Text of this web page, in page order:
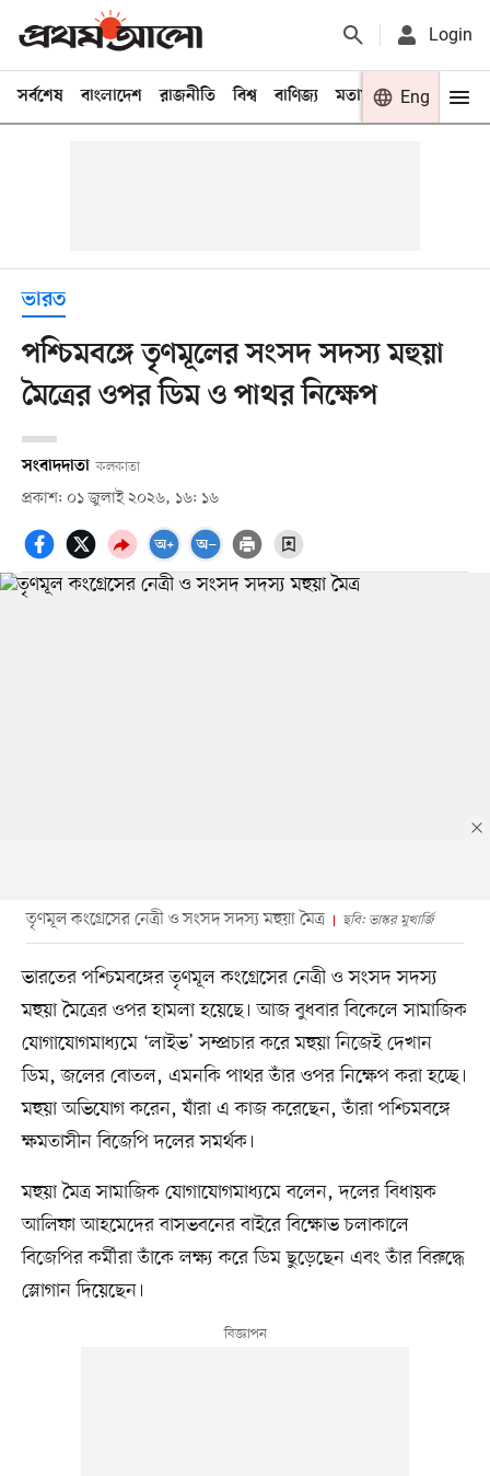
Login
সর্বশেষ বাংলাদেশ রাজনীতি বিশ্ব বাণিজ্য মতামত খেলা
Eng
ভারত
পশ্চিমবঙ্গে তৃণমূলের সংসদ সদস্য মহুয়া
মৈত্রের ওপর ডিম ও পাথর নিক্ষেপ
সংবাদদাতা কলকাতা
প্রকাশ: ০১ জুলাই ২০২৬, ১৬: ১৬
তৃণমূল কংগ্রেসের নেত্রী ও সংসদ সদস্য মহুয়া মৈত্র ছবি: ভাস্কর মুখার্জি
ভারতের পশ্চিমবঙ্গের তৃণমূল কংগ্রেসের নেত্রী ও সংসদ সদস্য
মহুয়া মৈত্রের ওপর হামলা হয়েছে। আজ বুধবার বিকেলে সামাজিক
যোগাযোগমাধ্যমে ‘লাইভ’ সম্প্রচার করে মহুয়া নিজেই দেখান
ডিম, জলের বোতল, এমনকি পাথর তাঁর ওপর নিক্ষেপ করা হচ্ছে।
মহুয়া অভিযোগ করেন, যাঁরা এ কাজ করেছেন, তাঁরা পশ্চিমবঙ্গে
ক্ষমতাসীন বিজেপি দলের সমর্থক।
মহুয়া মৈত্র সামাজিক যোগাযোগমাধ্যমে বলেন, দলের বিধায়ক
আলিফা আহমেদের বাসভবনের বাইরে বিক্ষোভ চলাকালে
বিজেপির কর্মীরা তাঁকে লক্ষ্য করে ডিম ছুড়েছেন এবং তাঁর বিরুদ্ধে
স্লোগান দিয়েছেন।